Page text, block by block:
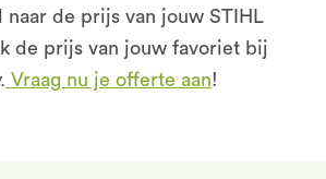
naar de prijs van jouw STIHL
de prijs van jouw favoriet bij
Vraag nu je offerte aan!